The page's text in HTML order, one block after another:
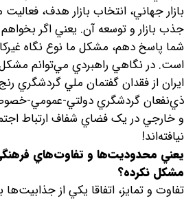
بازار جهاني، انتخاب بازار هدف،
جذب بازار و توسعه آن. يعني اگر
شما پاسخ دهم، مشکل ما نوع نگاه
است. در نگاهي راهبردي مي‌توانم مشکل
ايران از فقدان گفتمان ملي گردشگري
ذي‌نفعان گردشگري دولتي-عمومي-
و خارجي در يک فضاي شفاف ارتباط
نيافته‌اند!
يعني محدوديت‌ها و تفاوت‌هاي
مشکل نکرده؟
تفاوت و تمايز، اتفاقا يکي از